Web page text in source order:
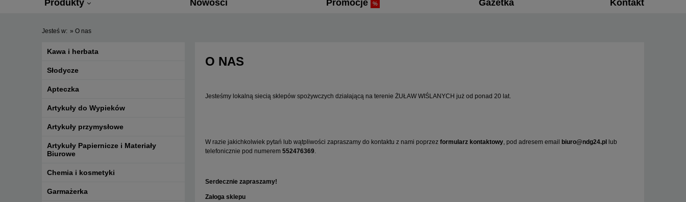
Produkty Nowości Promocje Gazetka Kontakt
Jesteś w: » O nas
Kawa i herbata
Słodycze
Apteczka
Artykuły do Wypieków
Artykuły przymysłowe
Artykuły Papiernicze i Materiały
Biurowe
Chemia i kosmetyki
Garmażerka
O NAS
Jesteśmy lokalną siecią sklepów spożywczych działającą na terenie ŻUŁAW WIŚLANYCH już od ponad 20 lat.
W razie jakichkolwiek pytań lub wątpliwości zapraszamy do kontaktu z nami poprzez formularz kontaktowy, pod adresem email biuro@ndg24.pl
lub
telefonicznie pod numerem 552476369.
Serdecznie zapraszamy!
Załoga sklepu